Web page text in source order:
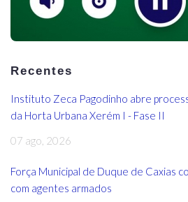
Recentes
Instituto Zeca Pagodinho abre
da Horta Urbana Xerém I - Fase II
07 ago, 2026
Força Municipal de Duque de Caxias
com agentes armados